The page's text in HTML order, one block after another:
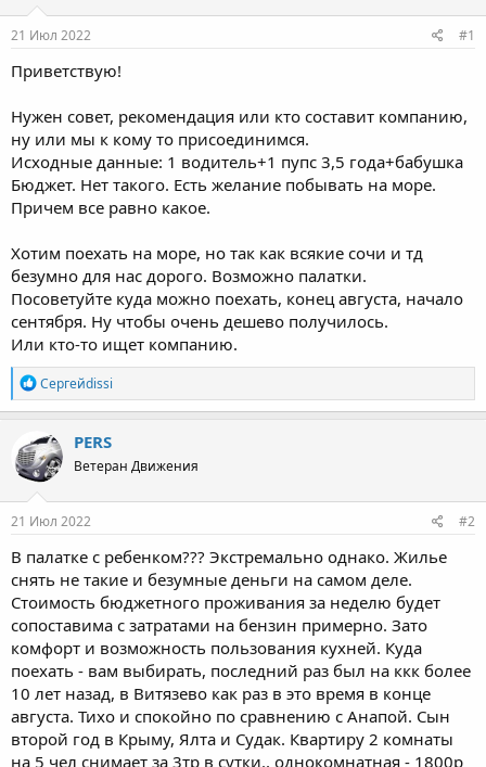
е
м
ы
л
а
21 Июл 2022 #1
Приветствую!
Нужен совет, рекомендация или кто составит компанию,
ну или мы к кому то присоединимся.
Исходные данные: 1 водитель+1 пупс 3,5 года+бабушка
Бюджет. Нет такого. Есть желание побывать на море.
Причем все равно какое.
Хотим поехать на море, но так как всякие сочи и тд
безумно для нас дорого. Возможно палатки.
Посоветуйте куда можно поехать, конец августа, начало
сентября. Ну чтобы очень дешево получилось.
Или кто-то ищет компанию.
Р
е
а
к
ц
и
и
:
Сергейdissi
PERS
Ветеран Движения
21 Июл 2022 #2
В палатке с ребенком??? Экстремально однако. Жилье
снять не такие и безумные деньги на самом деле.
Стоимость бюджетного проживания за неделю будет
сопоставима с затратами на бензин примерно. Зато
комфорт и возможность пользования кухней. Куда
поехать - вам выбирать, последний раз был на ккк более
10 лет назад, в Витязево как раз в это время в конце
августа. Тихо и спокойно по сравнению с Анапой. Сын
второй год в Крыму, Ялта и Судак. Квартиру 2 комнаты
на 5 чел снимает за 3тр в сутки., однокомнатная - 1800р